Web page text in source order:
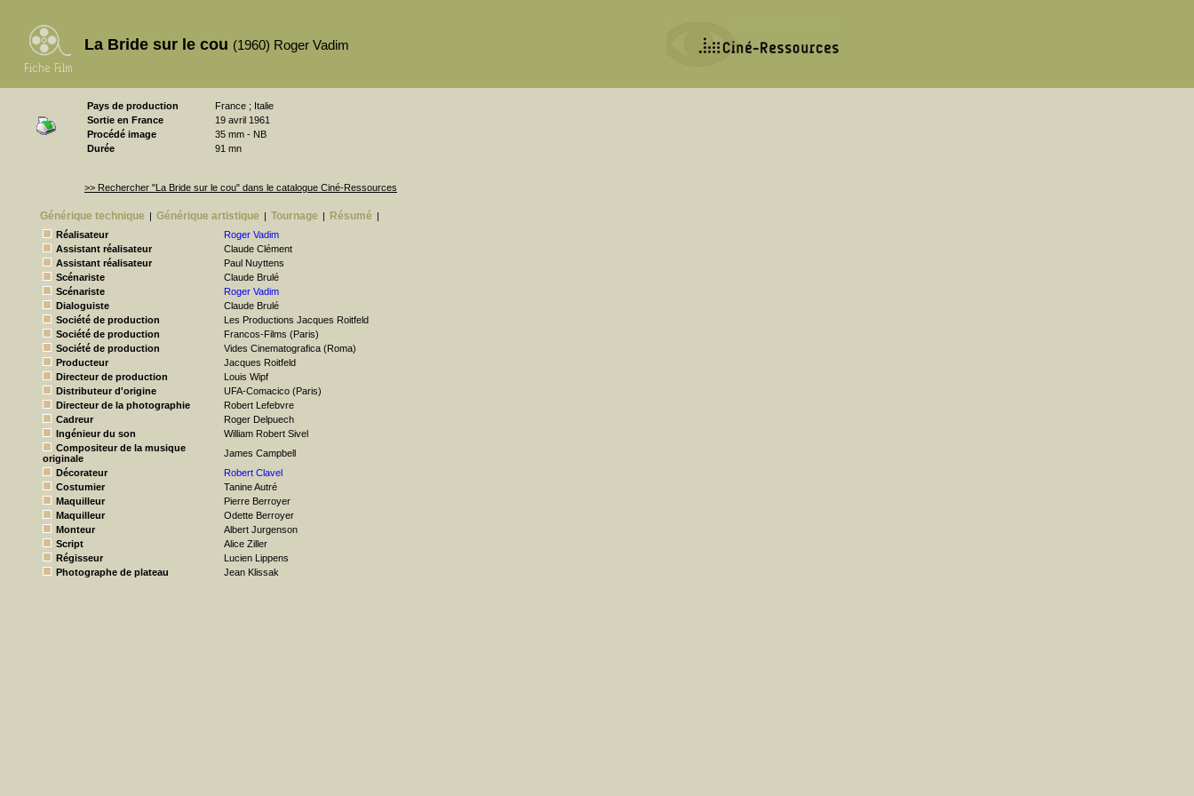
La Bride sur le cou (1960) Roger Vadim
Pays de production
France ; Italie
Sortie en France
19 avril 1961
Procédé image
35 mm - NB
Durée
91 mn
>> Rechercher "La Bride sur le cou" dans le catalogue Ciné-Ressources
Générique technique | Générique artistique | Tournage | Résumé |
Réalisateur
Roger Vadim
Assistant réalisateur
Claude Clément
Assistant réalisateur
Paul Nuyttens
Scénariste
Claude Brulé
Scénariste
Roger Vadim
Dialoguiste
Claude Brulé
Société de production
Les Productions Jacques Roitfeld
Société de production
Francos-Films (Paris)
Société de production
Vides Cinematografica (Roma)
Producteur
Jacques Roitfeld
Directeur de production
Louis Wipf
Distributeur d'origine
UFA-Comacico (Paris)
Directeur de la photographie
Robert Lefebvre
Cadreur
Roger Delpuech
Ingénieur du son
William Robert Sivel
Compositeur de la musique
originale
James Campbell
Décorateur
Robert Clavel
Costumier
Tanine Autré
Maquilleur
Pierre Berroyer
Maquilleur
Odette Berroyer
Monteur
Albert Jurgenson
Script
Alice Ziller
Régisseur
Lucien Lippens
Photographe de plateau
Jean Klissak